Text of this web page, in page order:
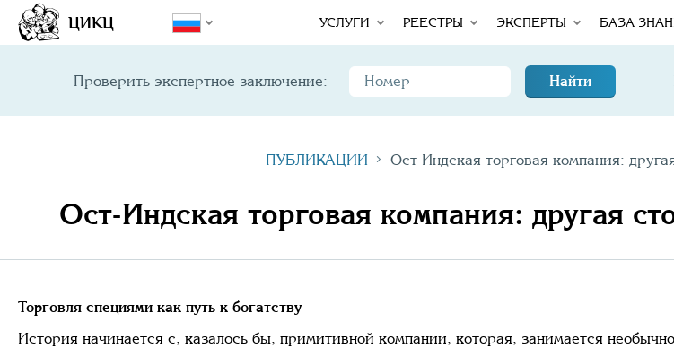
ЦИКЦ УСЛУГИ РЕЕСТРЫ ЭКСПЕРТЫ БАЗА
Проверить экспертное заключение: Найти
ПУБЛИКАЦИИ Ост-Индская торговая компания:
Ост-Индская торговая компания: другая
Торговля специями как путь к богатству
История начинается с, казалось бы, примитивной компании, которая, занимается